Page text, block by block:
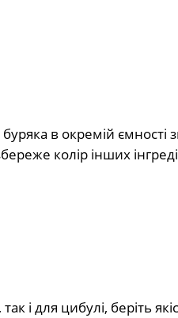
в окремій ємності
колір інших
і для цибулі, беріть